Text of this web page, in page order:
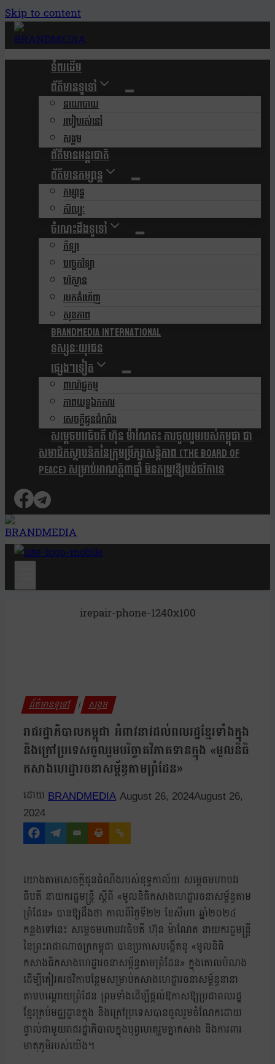
Skip to content
ទំពរដើម
ព័ត៌មានទូទៅ
នយោបាយ
របៀបរស់នៅ
សង្គម
ព័ត៌មានអន្តរជាតិ
ព័ត៌មានកម្សាន្ត
កម្សាន្ត
សិល្បៈ
ចំណេះដឹងទូទៅ
កីឡា
បច្ចេកវិទ្យា
បរិស្ថាន
របកគំហើញ
សុខភាព
Brandmedia international
ទស្សនៈយុវជន
ផ្សេងៗទៀត
ពាណិជ្ជកម្ម
ភាពយន្តឯកសារ
សេចក្តីជូនដំណឹង
សម្តេចបវរធិបតី ហ៊ុន ម៉ាណែត៖ ការចូលរួមរបស់កម្ពុជា ជា
សមាជិកស្ថាបនិកនៃក្រុមប្រឹក្សាសន្តិភាព (The Board Of
Peace) សម្រាប់អាណត្តិ៣ឆ្នាំ មិនតម្រូវឱ្យបង់ថវិកាទេ
irepair-phone-1240x100
ព័ត៌មានទូទៅ | សង្គម
រាជរដ្ឋាភិបាលកម្ពុជា អំពាវនាវដល់ពលរដ្ឋខ្មែរទាំងក្នុង
និងក្រៅប្រទេសចូលរួមបរិច្ចាគវិភាគទានក្នុង «មូលនិធិ
កសាងហេដ្ឋារចនាសម្ព័ន្ធតាមព្រំដែន»
BRANDMEDIA August 26, 2024August 26,
2024
យោងតាមសេចក្ដីជូនដំណឹងរបស់ខុទ្ទកាល័យ សម្ដេចមហាបវរ
ធិបតី នាយករដ្ឋមន្ត្រី ស្ដីពី «មូលនិធិកសាងហេដ្ឋារចនាសម្ព័ន្ធតាម
ព្រំដែន» បានឱ្យដឹងថា កាលពីថ្ងៃទី២២ ខែសីហា ឆ្នាំ២០២៤
កន្លងទៅនេះ សម្ដេចមហាបវរធិបតី ហ៊ុន ម៉ាណែត នាយករដ្ឋមន្ត្រី
នៃព្រះរាជាណាចក្រកម្ពុជា បានប្រកាសបង្កើតនូ «មូលនិធិ
កសាងធិកសាងហេដ្ឋារចនាសម្ព័ន្ធតាមព្រំដែន» ក្នុងគោលបំណង
ដើម្បីគៀរគរថវិកាបន្ថែមសម្រាប់កសាងហេដ្ឋារចនាសម្ព័ន្ធនានា
តាមបណ្ដោយព្រំដែន ព្រមទាំងដើម្បីផ្ដល់ឱកាសឱ្យប្រជាពលរដ្ឋ
ខ្មែរគ្រប់មជ្ឈដ្ឋានក្នុង និងក្រៅប្រទេសបានចូលរួមចំណែកដោយ
ផ្ទាល់ជាមួយរាជរដ្ឋាភិបាលក្នុងបុព្វហេតុរួមគ្នាកសាង និងការពារ
មាតុភូមិរបស់យើង។